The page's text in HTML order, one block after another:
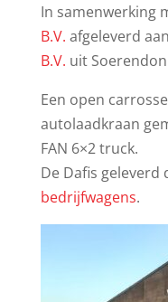
In samenwerking
B.V. afgeleverd aan
B.V. uit
Een open
autolaadkraan
FAN 6×2 truck.
De Dafis geleverd
bedrijfwagens.